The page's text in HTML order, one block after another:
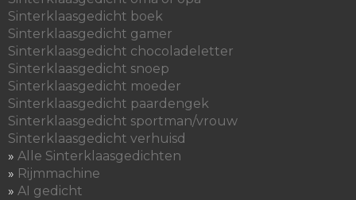
Sinterklaasgedicht boek
Sinterklaasgedicht gamer
Sinterklaasgedicht chocoladeletter
Sinterklaasgedicht snoep
Sinterklaasgedicht moeder
Sinterklaasgedicht paardengek
Sinterklaasgedicht sportman/vrouw
Sinterklaasgedicht verhuisd
» Alle Sinterklaasgedichten
» Rijmmachine
» AI gedicht